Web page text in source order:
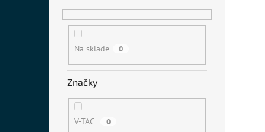
Na sklade 0
Značky
V-TAC 0